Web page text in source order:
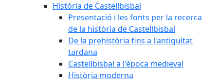
Història de Castellbisbal
Presentació i les fonts per la recerca
de la història de Castellbisbal
De la prehistòria fins a l'antiguitat
tardana
Castellbisbal a l'època medieval
Història moderna